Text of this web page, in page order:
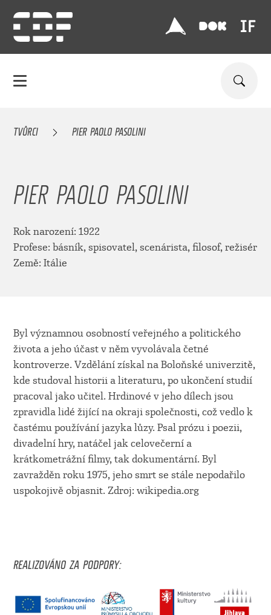
TVŮRCI PIER PAOLO PASOLINI
PIER PAOLO PASOLINI
Rok narození: 1922
Profese: básník, spisovatel, scenárista, filosof, režisér
Země: Itálie
Byl významnou osobností veřejného a politického
života a jeho účast v něm vyvolávala četné
kontroverze. Vzdělání získal na Boloňské univerzitě,
kde studoval historii a literaturu, po ukončení studií
pracoval jako učitel. Hrdinové v jeho dílech jsou
zpravidla lidé žijící na okraji společnosti, což vedlo k
častému používání jazyka lůzy. Psal prózu i poezii,
divadelní hry, natáčel jak celovečerní a
krátkometrážní filmy, tak dokumentární. Byl
zavražděn roku 1975, jeho smrt se stále nepodařilo
uspokojivě objasnit. Zdroj: wikipedia.org
REALIZOVÁNO ZA PODPORY: